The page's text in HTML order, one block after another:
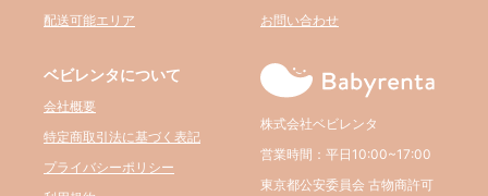
配送可能エリア
お問い合わせ
ベビレンタについて
会社概要
特定商取引法に基づく表記
プライバシーポリシー
株式会社ベビレンタ
営業時間：平日10:00~17:00
東京都公安委員会 古物商許可